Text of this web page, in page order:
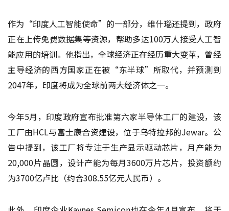
作为“印度人工智能使命”的一部分，维什瑙还提到，政府
正在上传免费数据集等资源，帮助多达100万人接受人工智
能应用的培训。他指出，全球经济正在经历重大变革，曾经
主导经济的西方国家正在被“东半球”所取代，并预测到
2047年，印度将成为全球前两大经济体之一。
今年5月，印度政府宣布批准第六家半导体工厂的建设，该
工厂由HCL与富士康合资建设，位于乌特拉邦的Jewar。公
告中提到，该工厂将专注于生产显示驱动芯片，月产能为
20,000片晶圆，设计产能为每月3600万片芯片，投资额约
为3700亿卢比（约合308.55亿元人民币）。